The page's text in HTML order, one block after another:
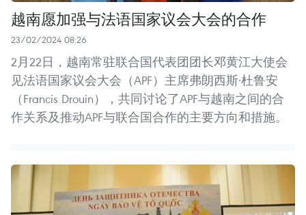
越南愿加强与法语国家议会大会的合作
23/02/2024 08:26
2月22日，越南常驻联合国代表团团长邓黄江大使会
见法语国家议会大会（APF）主席弗朗西斯·杜鲁安
（Francis Drouin），共同讨论了APF与越南之间的合
作关系及推动APF与联合国合作的主要方向和措施。